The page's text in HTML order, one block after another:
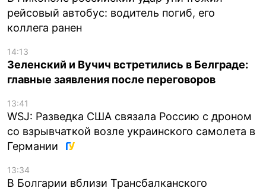
рейсовый автобус: водитель погиб, его
коллега ранен
14:13
Зеленский и Вучич встретились в Белграде:
главные заявления после переговоров
13:41
WSJ: Разведка США связала Россию с дроном
со взрывчаткой возле украинского самолета в
Германии
13:34
В Болгарии вблизи Трансбалканского